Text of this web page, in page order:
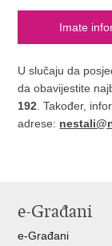
Imate
U slučaju da
da obavijestite
192 . Također,
adrese:
e-Građani
e-Građani